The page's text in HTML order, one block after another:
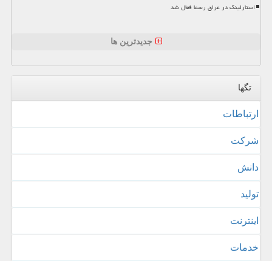
استارلینک در عراق رسما فعال شد
جدیدترین ها
تگها
ارتباطات
شركت
دانش
تولید
اینترنت
خدمات